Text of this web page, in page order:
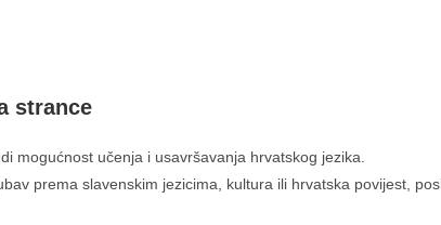
strance
mogućnost učenja i usavršavanja hrvatskog jezika.
prema slavenskim jezicima, kultura ili hrvatska povijest,